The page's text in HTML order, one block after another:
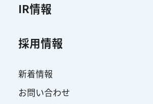
IR情報
採用情報
新着情報
お問い合わせ